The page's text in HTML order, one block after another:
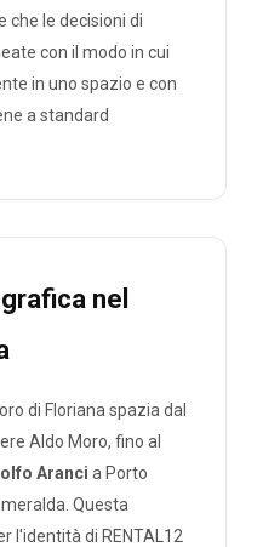
che le decisioni di
con il modo in cui
in uno spazio e con
a standard
nel
di Floriana spazia dal
Aldo Moro, fino al
Aranci a Porto
Questa
l'identità di RENTAL12